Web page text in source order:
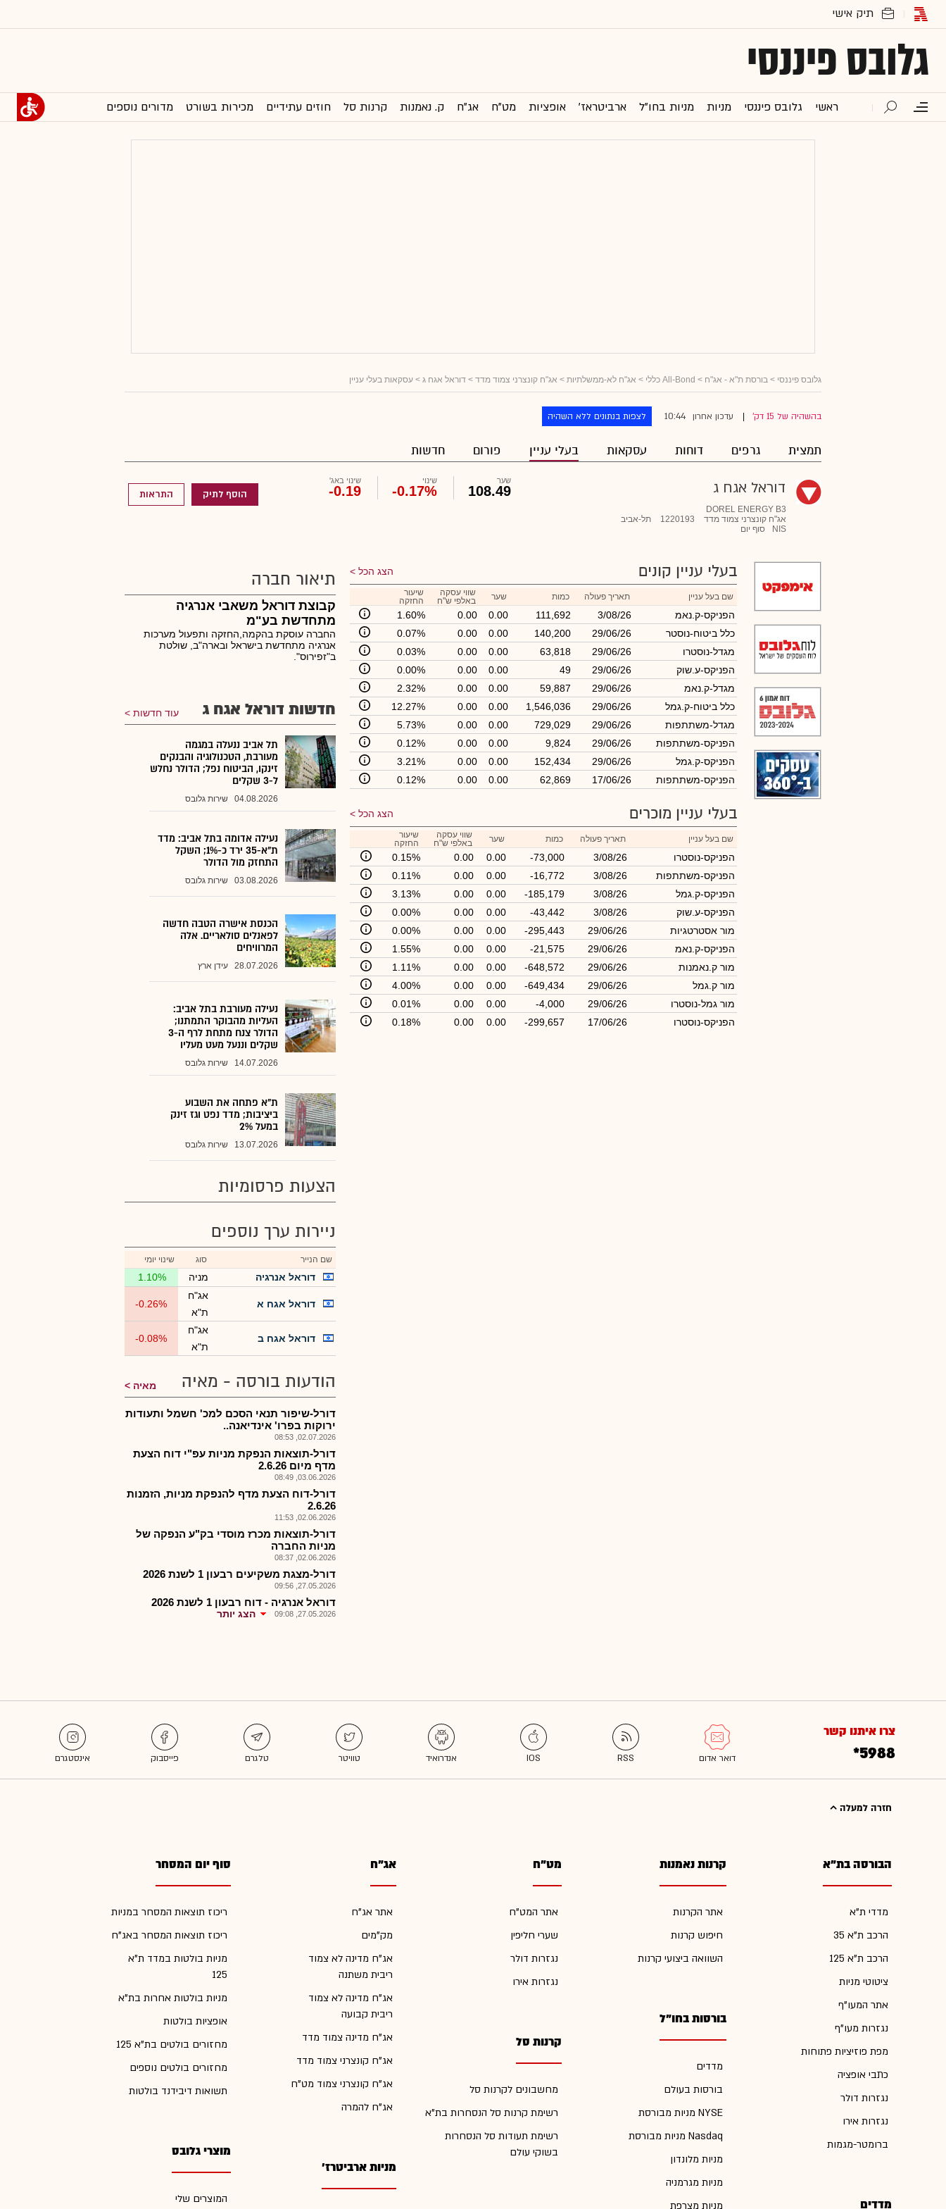
גלובס פיננסי
ראשי גלובס פיננסי מניות מניות בחו"ל ארביטראז' אופציות מט"ח אג"ח ק. נאמנות קרנות סל חוזים עתידיים מכירות בשורט מדורים נוספים
גלובס פיננסי > בורסת ת"א - אג"ח > All-Bond כללי > אג"ח לא-ממשלתיות > אג"ח קונצרני צמוד מדד > דוראל אגח ג > עסקאות בעלי עניין
בהשהיה של 15 דק' עדכון אחרון 10:44 לצפות בנתונים ללא השהיה
תמצית גרפים דוחות עסקאות בעלי עניין פורום חדשות
דוראל אגח ג
DOREL ENERGY B3
אג"ח קונצרני צמוד מדד
1220193
תל-אביב
NIS
סוף יום
שער
108.49
שינוי
-0.17%
שינוי באג'
-0.19 הוסף לתיק התראות
בעלי עניין קונים הצג הכל
שם בעל עניין תאריך פעולה כמות שער
שווי עסקה
באלפי ש"ח
שיעור
החזקה
הפניקס-ק.נאמ 3/08/26
111,692
0.00
0.00
1.60%
כלל ביטוח-נוסטר
29/06/26
140,200
0.00
0.00
0.07%
מגדל-נוסטרו
29/06/26
63,818
0.00
0.00
0.03%
הפניקס-ע.שוק
29/06/26
49
0.00
0.00
0.00%
מגדל-ק.נאמ
29/06/26
59,887
0.00
0.00
2.32%
כלל ביטוח-ק.גמל
29/06/26
1,546,036
0.00
0.00
12.27%
מגדל-משתתפות
29/06/26
729,029
0.00
0.00
5.73%
הפניקס-משתתפות
29/06/26
9,824
0.00
0.00
0.12%
הפניקס-ק.גמל
29/06/26
152,434
0.00
0.00
3.21%
הפניקס-משתתפות
17/06/26
62,869
0.00
0.00
0.12%
בעלי עניין מוכרים הצג הכל
שם בעל עניין תאריך פעולה כמות שער
שווי עסקה
באלפי ש"ח
שיעור
החזקה
הפניקס-נוסטרו 3/08/26
-73,000
0.00
0.00
0.15%
הפניקס-משתתפות
3/08/26
-16,772
0.00
0.00
0.11%
הפניקס-ק.גמל
3/08/26
-185,179
0.00
0.00
3.13%
הפניקס-ע.שוק
3/08/26
-43,442
0.00
0.00
0.00%
מור אסטרטגיות
29/06/26
-295,443
0.00
0.00
0.00%
הפניקס-ק.נאמ
29/06/26
-21,575
0.00
0.00
1.55%
מור ק.נאמנות
29/06/26
-648,572
0.00
0.00
1.11%
מור ק.גמל
29/06/26
-649,434
0.00
0.00
4.00%
מור גמל-נוסטרו
29/06/26
-4,000
0.00
0.00
0.01%
הפניקס-נוסטרו
17/06/26
-299,657
0.00
0.00
0.18%
תיאור חברה
קבוצת דוראל משאבי אנרגיה
מתחדשת בע"מ
החברה עוסקת בהקמה,החזקה ותפעול מערכות
אנרגיה מתחדשת בישראל ובארה"ב, שולטת
ב"זפירוס".
חדשות דוראל אגח ג עוד חדשות
תל אביב ננעלה במגמה
מעורבת, הטכנולוגיה והבנקים
זינקו, הביטוח נפל; הדולר נחלש
ל-3 שקלים
04.08.2026 שירות גלובס
נעילה אדומה בתל אביב: מדד
ת"א-35 ירד כ-1%; השקל
התחזק מול הדולר
03.08.2026 שירות גלובס
הכנסת אישרה הטבה חדשה
לפאנלים סולאריים. אלה
המרוויחים
28.07.2026 עידן ארץ
נעילה מעורבת בתל אביב:
העליות מהבוקר התמתנו;
הדולר צנח מתחת לרף ה-3
שקלים וננעל מעט מעליו
14.07.2026 שירות גלובס
ת"א פתחה את השבוע
ביציבות; מדד נפט וגז זינק
במעל 2%
13.07.2026 שירות גלובס
הצעות פרסומיות
ניירות ערך נוספים
שם הנייר סוג שינוי יומי
דוראל אנרגיה מניה 1.10%
דוראל אגח א
אג"ח
ת"א
-0.26%
דוראל אגח ב
אג"ח
ת"א
-0.08%
הודעות בורסה - מאיה מאיה
דורל-שיפור תנאי הסכם למכ' חשמל ותעודות
ירוקות בפרו' אינדיאנה..
02.07.2026, 08:53
דורל-תוצאות הנפקת מניות עפ"י דוח הצעת
מדף מיום 2.6.26
03.06.2026, 08:49
דורל-דוח הצעת מדף להנפקת מניות, הזמנות
2.6.26
02.06.2026, 11:53
דורל-תוצאות מכרז מוסדי בק"ע הנפקה של
מניות החברה
02.06.2026, 08:37
דורל-מצגת משקיעים רבעון 1 לשנת 2026
27.05.2026, 09:56
דוראל אנרגיה - דוח רבעון 1 לשנת 2026
27.05.2026, 09:08 הצג יותר
צרו איתנו קשר
*5988
חזרה למעלה
הבורסה בת"א
מדדי ת"א
הרכב ת"א 35
הרכב ת"א 125
ציטוטי מניות
אתר המעו"ף
נגזרות מעו"ף
מפת פוזיציות פתוחות
כתבי אופציה
נגזרות דולר
נגזרות אירו
ברומטר-מגמות
מדדים
קרנות נאמנות
אתר הקרנות
חיפוש קרנות
השוואה ביצועי קרנות
בורסות בחו"ל
מדדים
בורסות בעולם
מניות מבורסת NYSE
מניות מבורסת Nasdaq
מניות מלונדון
מניות מגרמניה
מניות מצרפת
מט"ח
אתר המט"ח
שערי חליפין
נגזרות דולר
נגזרות אירו
קרנות סל
מחשבונים לקרנות סל
רשימת קרנות סל הנסחרות בת"א
רשימת תעודות סל הנסחרות
בשוקי עולם
אג"ח
אתר אג"ח
מק"מים
אג"ח מדינה לא צמוד
ריבית משתנה
אג"ח מדינה לא צמוד
ריבית קבועה
אג"ח מדינה צמוד מדד
אג"ח קונצרני צמוד מדד
אג"ח קונצרני צמוד מט"ח
אג"ח להמרה
מניות ארביטרז'
סוף יום המסחר
ריכוז תוצאות המסחר במניות
ריכוז תוצאות המסחר באג"ח
מניות בולטות במדד ת"א
125
מניות בולטות אחרות בת"א
אופציות בולטות
מחזורים בולטים בת"א 125
מחזורים בולטים נוספים
תשואות דיבידנד בולטות
מוצרי גלובס
המוצרים שלי